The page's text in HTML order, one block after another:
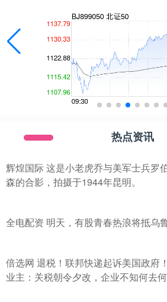
热点资讯
辉煌国际 这是小老虎乔与美军士兵罗
森的合影，拍摄于1944年昆明。
全电配资 明天，有股青春热浪将抵乌
倍选网 退税！联邦快递起诉美国政府
业主：关税朝令夕改，企业不知何去